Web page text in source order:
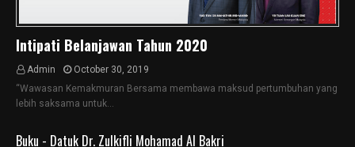
Intipati Belanjawan Tahun 2020
Admin
October 30, 2019
“Wawasan Kemakmuran Bersama membawa maksud pertumbuhan yang
lebih saksama untuk…
Buku - Datuk Dr. Zulkifli Mohamad Al Bakri